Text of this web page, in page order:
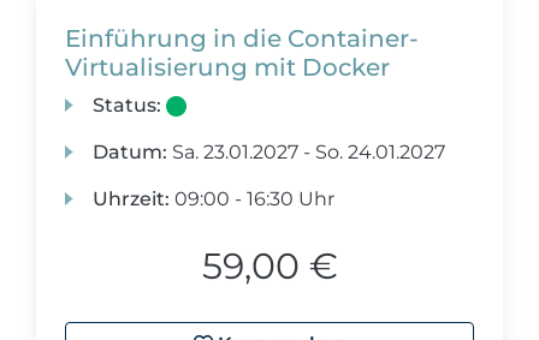
Einführung in die Container-
Virtualisierung mit Docker
Status:
Datum: Sa. 23.01.2027 - So. 24.01.2027
Uhrzeit: 09:00 - 16:30 Uhr
59,00 €